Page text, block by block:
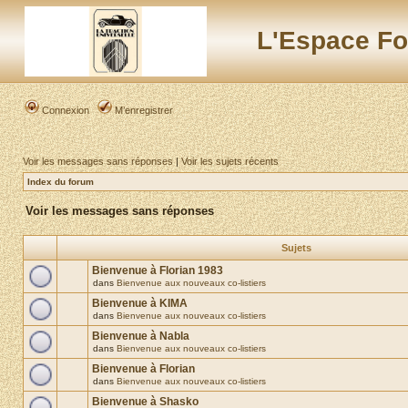
L'Espace
Connexion M’enregistrer
Voir les messages sans réponses|Voir les sujets récents
Index du forum
Voir les messages sans réponses
Sujets
Bienvenue à Florian 1983
dans Bienvenue aux nouveaux co-listiers
Bienvenue à KIMA
dans Bienvenue aux nouveaux co-listiers
Bienvenue à Nabla
dans Bienvenue aux nouveaux co-listiers
Bienvenue à Florian
dans Bienvenue aux nouveaux co-listiers
Bienvenue à Shasko